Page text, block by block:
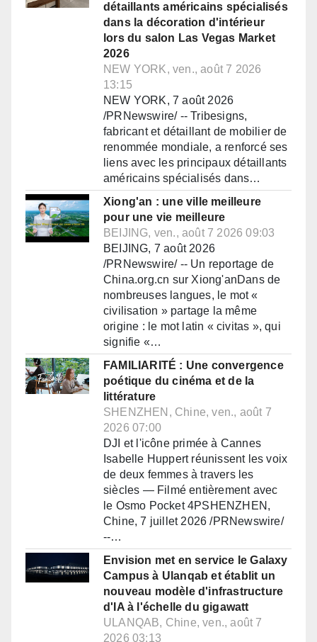
détaillants américains spécialisés
dans la décoration d'intérieur
lors du salon Las Vegas Market
2026
NEW YORK, ven., août 7 2026
13:15
NEW YORK, 7 août 2026
/PRNewswire/ -- Tribesigns,
fabricant et détaillant de mobilier de
renommée mondiale, a renforcé ses
liens avec les principaux détaillants
américains spécialisés dans…
Xiong'an : une ville meilleure
pour une vie meilleure
BEIJING, ven., août 7 2026 09:03
BEIJING, 7 août 2026
/PRNewswire/ -- Un reportage de
China.org.cn sur Xiong'anDans de
nombreuses langues, le mot «
civilisation » partage la même
origine : le mot latin « civitas », qui
signifie «…
FAMILIARITÉ : Une convergence
poétique du cinéma et de la
littérature
SHENZHEN, Chine, ven., août 7
2026 07:00
DJI et l'icône primée à Cannes
Isabelle Huppert réunissent les voix
de deux femmes à travers les
siècles — Filmé entièrement avec
le Osmo Pocket 4PSHENZHEN,
Chine, 7 juillet 2026 /PRNewswire/
--…
Envision met en service le Galaxy
Campus à Ulanqab et établit un
nouveau modèle d'infrastructure
d'IA à l'échelle du gigawatt
ULANQAB, Chine, ven., août 7
2026 03:13